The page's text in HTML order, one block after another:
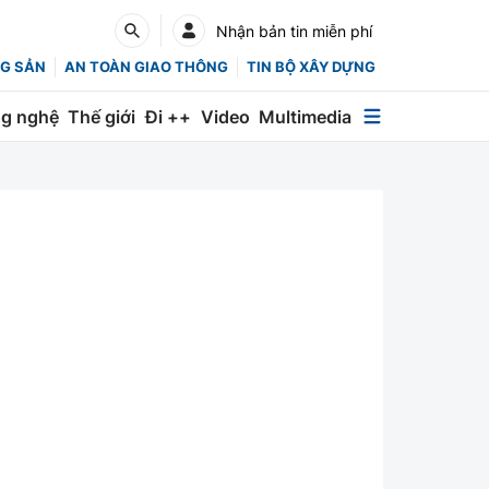
Nhận bản tin miễn phí
SẢN AN TOÀN GIAO THÔNG TIN BỘ XÂY DỰNG
nghệ Thế giới Đi ++ Video Multimedia